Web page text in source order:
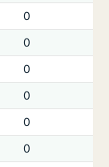
0
0
0
0
0
0